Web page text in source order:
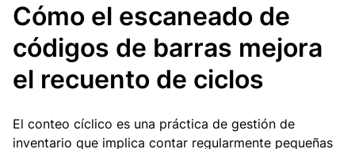
Cómo el escaneado de
códigos de barras mejora
el recuento de ciclos
El conteo cíclico es una práctica de gestión de
inventario que implica contar regularmente pequeñas